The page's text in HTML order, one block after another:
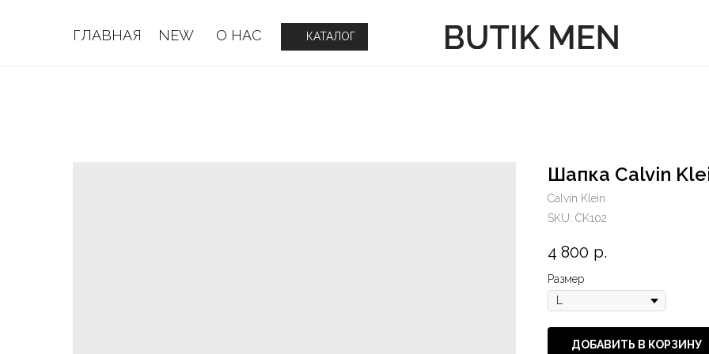
NEW О НАС
ГЛАВНАЯ КАТАЛОГ
NEW О НАС
ГЛАВНАЯ КАТАЛОГ
Шапка Calvin
Calvin Klein
SKU: CK102
4 800 р.
Размер
ДОБАВИТЬ В КОРЗИНУ